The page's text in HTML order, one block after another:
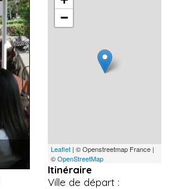
−
Leaflet | © Openstreetmap France |
©OpenStreetMap
Itinéraire
Ville de départ :